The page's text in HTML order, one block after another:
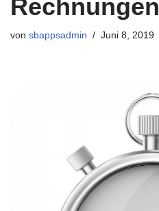
Rechnungen
von sbappsadmin Juni 8, 2019